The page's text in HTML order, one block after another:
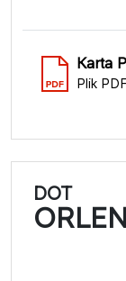
Karta
Plik
DOT